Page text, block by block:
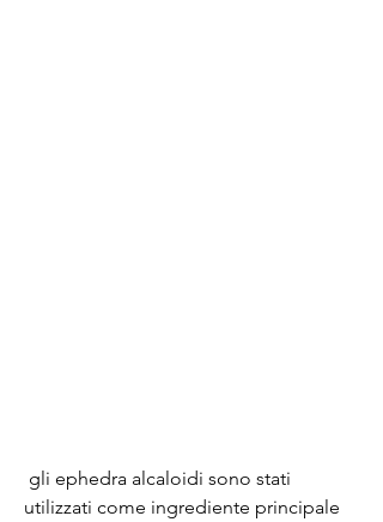
utilizzati come ingrediente principale